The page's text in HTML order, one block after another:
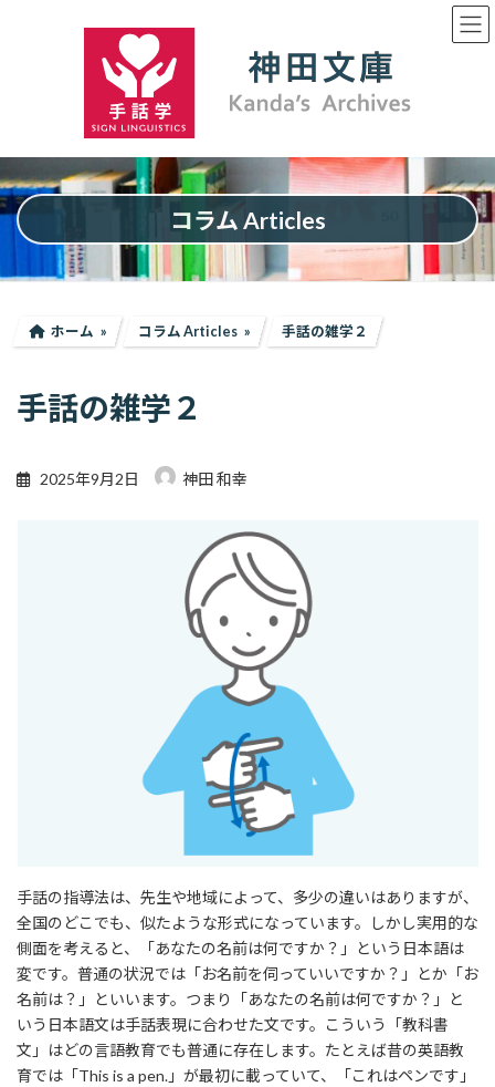
ッ
プ
移
動
コラム Articles
ホーム コラム Articles 手話の雑学２
手話の雑学２
2025年9月2日 神田 和幸
手話の指導法は、先生や地域によって、多少の違いはありますが、
全国のどこでも、似たような形式になっています。しかし実用的な
側面を考えると、「あなたの名前は何ですか？」という日本語は
変です。普通の状況では「お名前を伺っていいですか？」とか「お
名前は？」といいます。つまり「あなたの名前は何ですか？」と
いう日本語文は手話表現に合わせた文です。こういう「教科書
文」はどの言語教育でも普通に存在します。たとえば昔の英語教
育では「This is a pen.」が最初に載っていて、「これはペンです」